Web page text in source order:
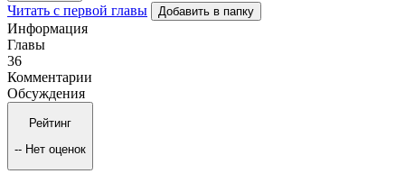
Читать с первой главы Добавить в папку
Информация
Главы
36
Комментарии
Обсуждения
Рейтинг
-- Нет оценок